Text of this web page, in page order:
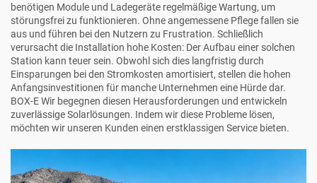
benötigen Module und Ladegeräte regelmäßige Wartung, um
störungsfrei zu funktionieren. Ohne angemessene Pflege fallen sie
aus und führen bei den Nutzern zu Frustration. Schließlich
verursacht die Installation hohe Kosten: Der Aufbau einer solchen
Station kann teuer sein. Obwohl sich dies langfristig durch
Einsparungen bei den Stromkosten amortisiert, stellen die hohen
Anfangsinvestitionen für manche Unternehmen eine Hürde dar.
BOX-EWir begegnen diesen Herausforderungen und entwickeln
zuverlässige Solarlösungen. Indem wir diese Probleme lösen,
möchten wir unseren Kunden einen erstklassigen Service bieten.